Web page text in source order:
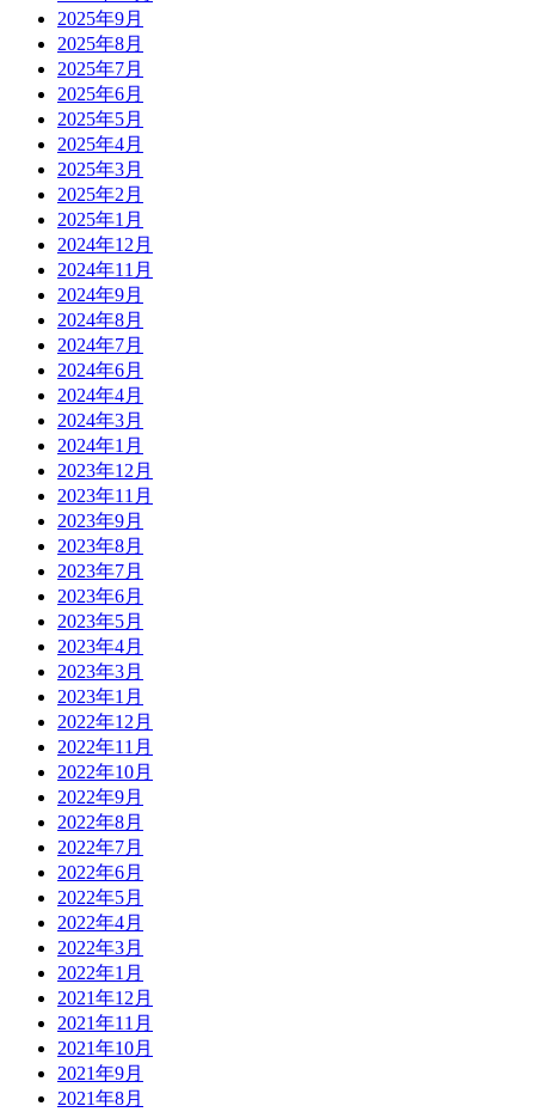
2025年9月
2025年8月
2025年7月
2025年6月
2025年5月
2025年4月
2025年3月
2025年2月
2025年1月
2024年12月
2024年11月
2024年9月
2024年8月
2024年7月
2024年6月
2024年4月
2024年3月
2024年1月
2023年12月
2023年11月
2023年9月
2023年8月
2023年7月
2023年6月
2023年5月
2023年4月
2023年3月
2023年1月
2022年12月
2022年11月
2022年10月
2022年9月
2022年8月
2022年7月
2022年6月
2022年5月
2022年4月
2022年3月
2022年1月
2021年12月
2021年11月
2021年10月
2021年9月
2021年8月